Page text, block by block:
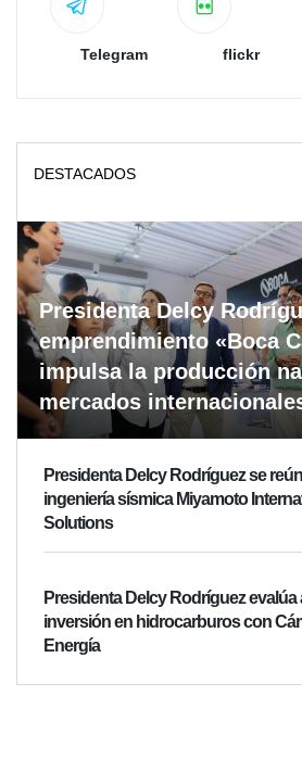
Telegram flickr
DESTACADOS
Presidenta Delcy
emprendimiento «Boca
impulsa la producción
mercados
Presidenta Delcy Rodríguez se
ingeniería sísmica Miyamoto
Solutions
Presidenta Delcy Rodríguez evalúa
inversión en hidrocarburos con
Energía